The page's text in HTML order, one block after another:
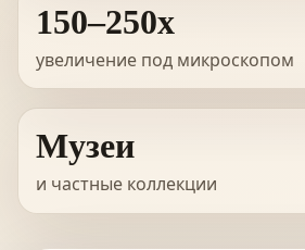
150–250x
увеличение под микроскопом
Музеи
и частные коллекции